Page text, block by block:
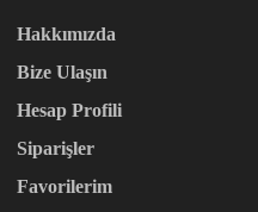
Hakkımızda
Bize Ulaşın
Hesap Profili
Siparişler
Favorilerim